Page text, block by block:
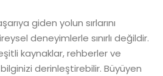
giden yolun sırlarını
deneyimlerle sınırlı değildir.
kaynaklar, rehberler ve
derinleştirebilir. Büyüyen